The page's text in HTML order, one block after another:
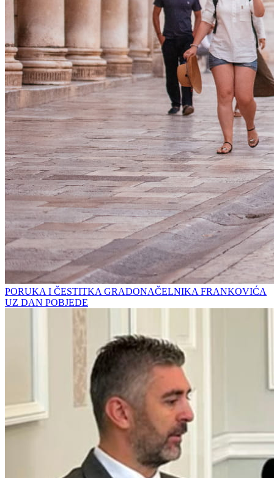
PORUKA I ČESTITKA GRADONAČELNIKA FRANKOVIĆA
UZ DAN POBJEDE